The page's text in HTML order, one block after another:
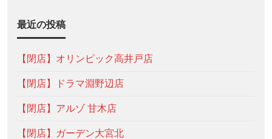
最近の投稿
【閉店】オリンピック高井戸店
【閉店】ドラマ淵野辺店
【閉店】アルゾ 甘木店
【閉店】ガーデン大宮北